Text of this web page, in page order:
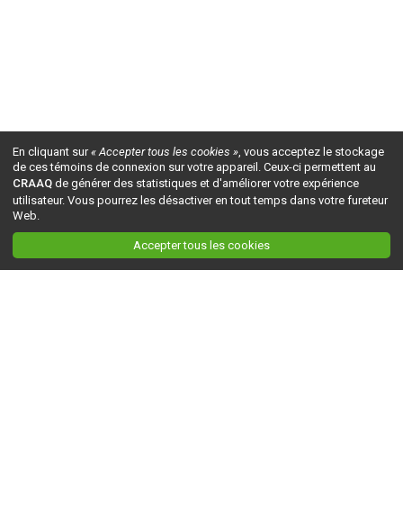
En cliquant sur« Accepter tous les cookies », vous acceptez le stockage
de ces témoins de connexion sur votre appareil. Ceux-ci permettent au
CRAAQ de générer des statistiques et d'améliorer votre expérience
utilisateur. Vous pourrez les désactiver en tout temps dans votre fureteur
Web.
Accepter tous les cookies